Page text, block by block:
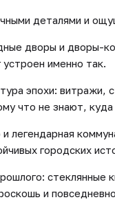
деталями и
дворы и дворы-
именно так.
эпохи:
что не знают,
легендарная
городских
и